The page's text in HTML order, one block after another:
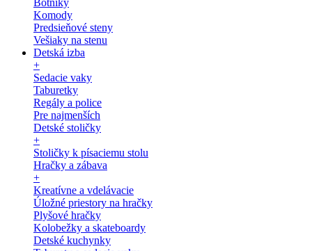
Botníky
Komody
Predsieňové steny
Vešiaky na stenu
Detská izba
+
Sedacie vaky
Taburetky
Regály a police
Pre najmenších
Detské stoličky
+
Stoličky k písaciemu stolu
Hračky a zábava
+
Kreatívne a vdelávacie
Úložné priestory na hračky
Plyšové hračky
Kolobežky a skateboardy
Detské kuchynky